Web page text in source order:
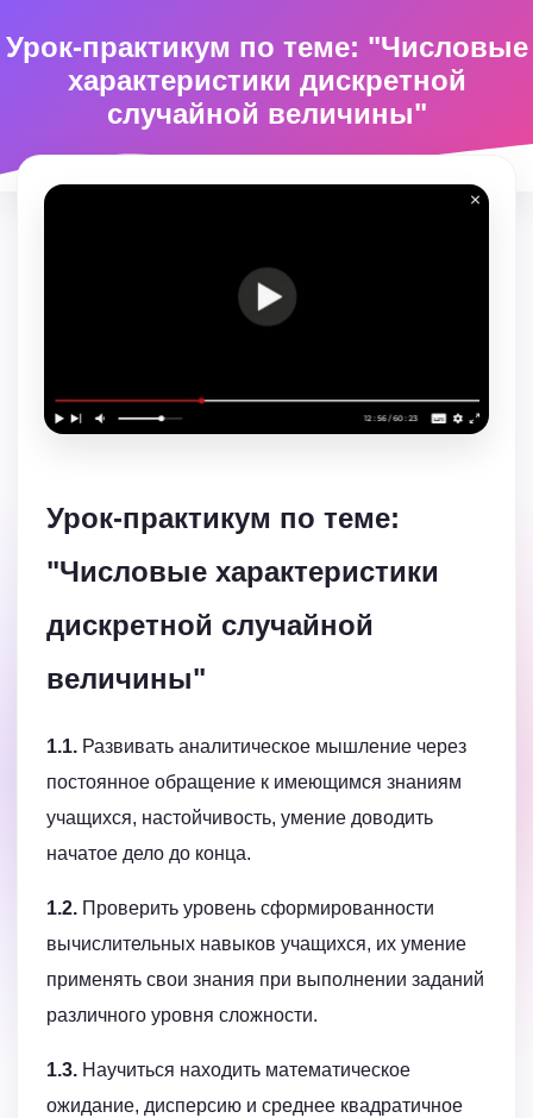
Урок-практикум по теме: "Числовые
характеристики дискретной
случайной величины"
Урок-практикум по теме:
"Числовые характеристики
дискретной случайной
величины"
1.1. Развивать аналитическое мышление через
постоянное обращение к имеющимся знаниям
учащихся, настойчивость, умение доводить
начатое дело до конца.
1.2. Проверить уровень сформированности
вычислительных навыков учащихся, их умение
применять свои знания при выполнении заданий
различного уровня сложности.
1.3. Научиться находить математическое
ожидание, дисперсию и среднее квадратичное